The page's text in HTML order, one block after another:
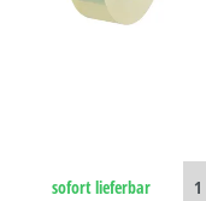
sofort lieferbar